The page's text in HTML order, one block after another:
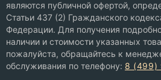
являются публичной офертой,
Статьи 437 (2) Гражданского
Федерации. Для получения
наличии и стоимости указанных
пожалуйста, обращайтесь к
обслуживания по телефону: 8 (499)